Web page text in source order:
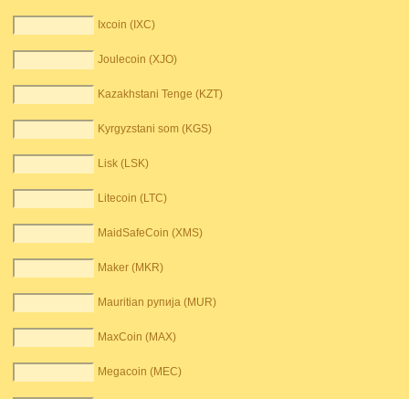
Ixcoin (IXC)
Joulecoin (XJO)
Kazakhstani Tenge (KZT)
Kyrgyzstani som (KGS)
Lisk (LSK)
Litecoin (LTC)
MaidSafeCoin (XMS)
Maker (MKR)
Mauritian рупија (MUR)
MaxCoin (MAX)
Megacoin (MEC)